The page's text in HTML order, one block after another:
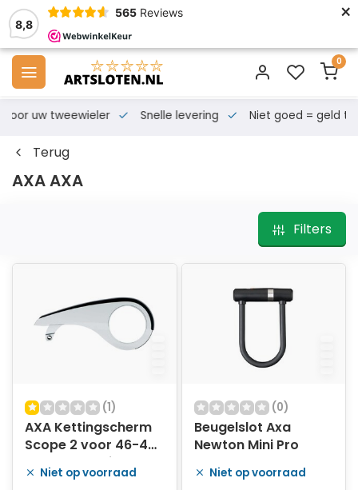
8,8
565 Reviews ×
0
voor uw tweewieler Snelle levering Niet goed = geld
Terug
AXA AXA
Filters
(1)
AXA Kettingscherm
Scope 2 voor 46-48
tands tandwielen -
lichtgrijs met zwarte
Niet op voorraad
(0)
Beugelslot Axa
Newton Mini Pro
Niet op voorraad